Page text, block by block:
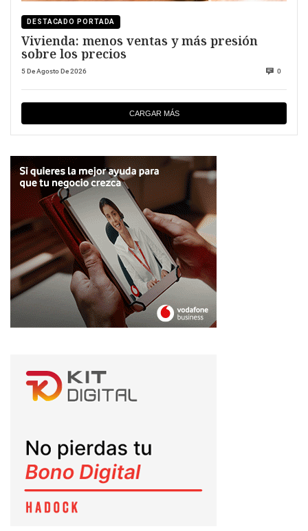
DESTACADO PORTADA
Vivienda: menos ventas y más presión
sobre los precios
5 De Agosto De 2026 0
CARGAR MÁS